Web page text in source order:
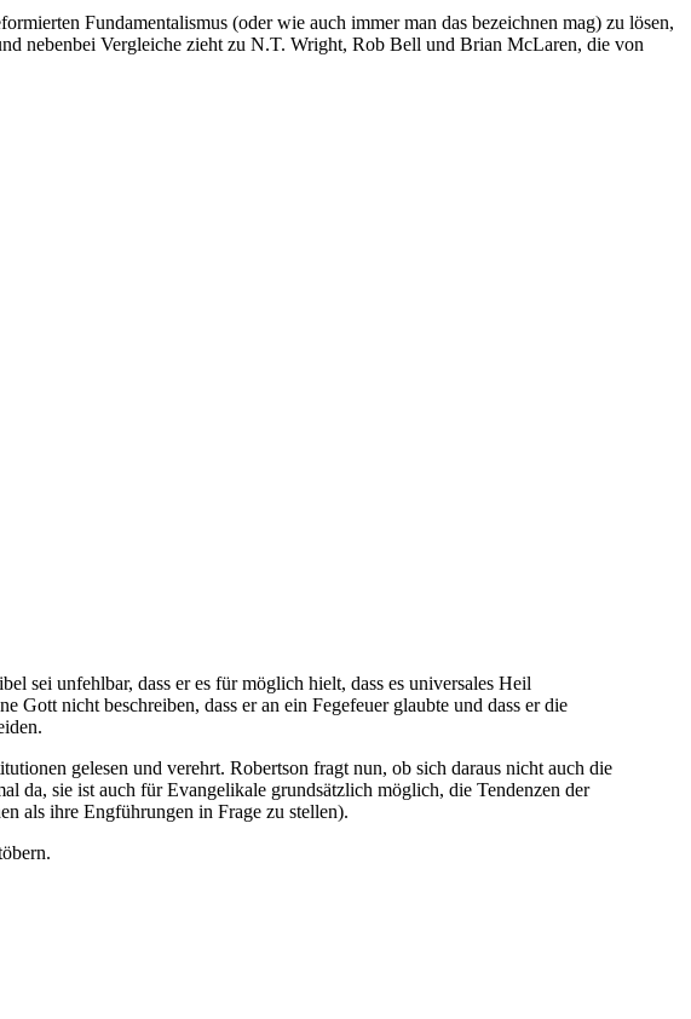
Fundamentalismus (oder wie auch immer man das bezeichnen mag) zu lösen,
nebenbei Vergleiche zieht zu N.T. Wright, Rob Bell und Brian McLaren, die von
sei unfehlbar, dass er es für möglich hielt, dass es universales Heil
Gott nicht beschreiben, dass er an ein Fegefeuer glaubte und dass er die
gelesen und verehrt. Robertson fragt nun, ob sich daraus nicht auch die
da, sie ist auch für Evangelikale grundsätzlich möglich, die Tendenzen der
als ihre Engführungen in Frage zu stellen).